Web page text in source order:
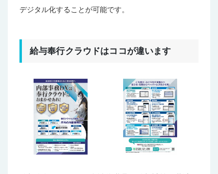
デジタル化することが可能です。
給与奉行クラウドはココが違います